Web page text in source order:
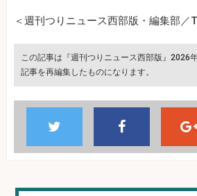
＜週刊つりニュース西部版・編集部／
この記事は『週刊つりニュース西部版』2026
記事を再編集したものになります。